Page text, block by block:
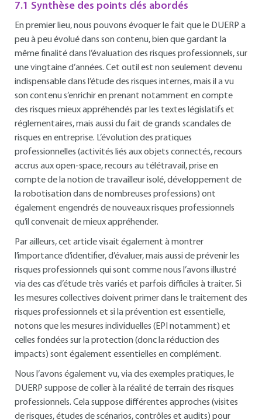
7.1 Synthèse des points clés abordés
En premier lieu, nous pouvons évoquer le fait que le DUERP a
peu à peu évolué dans son contenu, bien que gardant la
même finalité dans l’évaluation des risques professionnels, sur
une vingtaine d’années. Cet outil est non seulement devenu
indispensable dans l’étude des risques internes, mais il a vu
son contenu s’enrichir en prenant notamment en compte
des risques mieux appréhendés par les textes législatifs et
réglementaires, mais aussi du fait de grands scandales de
risques en entreprise. L’évolution des pratiques
professionnelles (activités liés aux objets connectés, recours
accrus aux open-space, recours au télétravail, prise en
compte de la notion de travailleur isolé, développement de
la robotisation dans de nombreuses professions) ont
également engendrés de nouveaux risques professionnels
qu’il convenait de mieux appréhender.
Par ailleurs, cet article visait également à montrer
l’importance d’identifier, d’évaluer, mais aussi de prévenir les
risques professionnels qui sont comme nous l’avons illustré
via des cas d’étude très variés et parfois difficiles à traiter. Si
les mesures collectives doivent primer dans le traitement des
risques professionnels et si la prévention est essentielle,
notons que les mesures individuelles (EPI notamment) et
celles fondées sur la protection (donc la réduction des
impacts) sont également essentielles en complément.
Nous l’avons également vu, via des exemples pratiques, le
DUERP suppose de coller à la réalité de terrain des risques
professionnels. Cela suppose différentes approches (visites
de risques, études de scénarios, contrôles et audits) pour